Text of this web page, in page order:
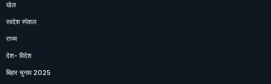
खेल
स्वदेश स्पेशल
राज्य
देश- विदेश
बिहार चुनाव 2025